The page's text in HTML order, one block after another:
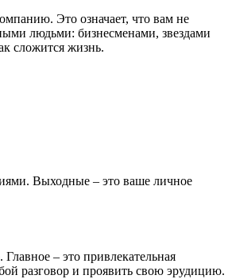
Это означает, что вам не
людьми: бизнесменами, звездами
сложится жизнь.
Выходные – это ваше личное
– это привлекательная
разговор и проявить свою эрудицию.